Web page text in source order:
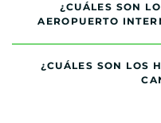
¿CUÁLES SON
AEROPUERTO
¿CUÁLES SON LOS